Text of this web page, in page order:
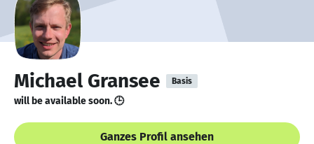
Michael Gransee Basis
will be available soon. 🕒
Ganzes Profil ansehen